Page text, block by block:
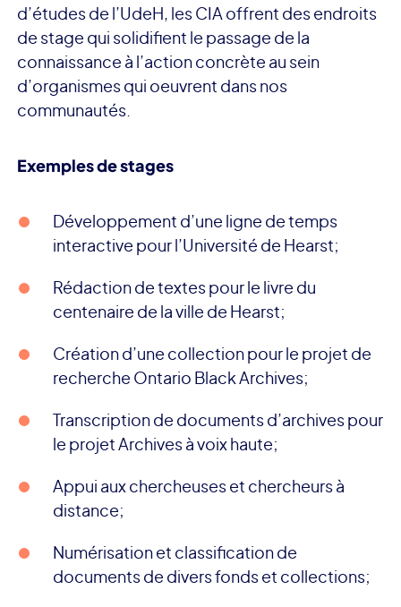
d’études de l’UdeH, les CIA offrent des endroits
de stage qui solidifient le passage de la
connaissance à l’action concrète au sein
d’organismes qui oeuvrent dans nos
communautés.
Exemples de stages
Développement d’une ligne de temps
interactive pour l’Université de Hearst;
Rédaction de textes pour le livre du
centenaire de la ville de Hearst;
Création d’une collection pour le projet de
recherche Ontario Black Archives;
Transcription de documents d’archives pour
le projet Archives à voix haute;
Appui aux chercheuses et chercheurs à
distance;
Numérisation et classification de
documents de divers fonds et collections;